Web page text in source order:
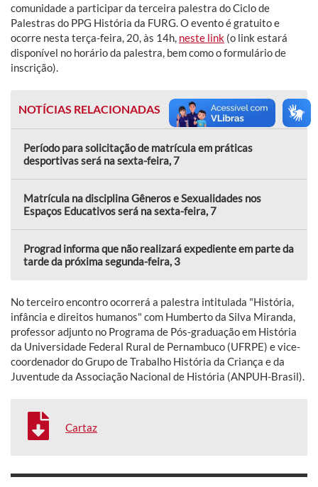
comunidade a participar da terceira palestra do Ciclo de
Palestras do PPG História da FURG. O evento é gratuito e
ocorre nesta terça-feira, 20, às 14h, neste link (o link estará
disponível no horário da palestra, bem como o formulário de
inscrição).
NOTÍCIAS RELACIONADAS
Período para solicitação de matrícula em práticas
desportivas será na sexta-feira, 7
Matrícula na disciplina Gêneros e Sexualidades nos
Espaços Educativos será na sexta-feira, 7
Prograd informa que não realizará expediente em parte da
tarde da próxima segunda-feira, 3
No terceiro encontro ocorrerá a palestra intitulada "História,
infância e direitos humanos" com Humberto da Silva Miranda,
professor adjunto no Programa de Pós-graduação em História
da Universidade Federal Rural de Pernambuco (UFRPE) e vice-
coordenador do Grupo de Trabalho História da Criança e da
Juventude da Associação Nacional de História (ANPUH-Brasil).
Cartaz